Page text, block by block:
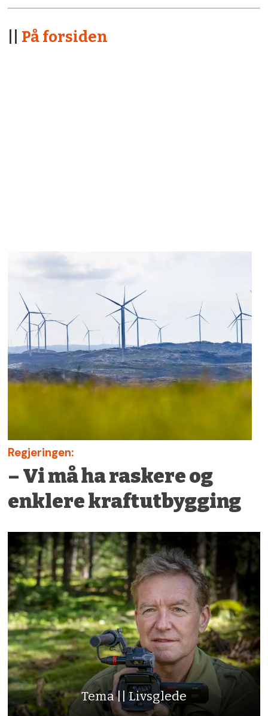
På forsiden
Regjeringen:
– Vi må ha raskere og
enklere kraftutbygging
Tema || Livsglede